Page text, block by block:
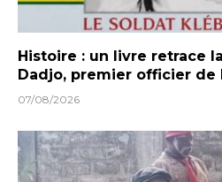
Histoire : un livre retrace
Dadjo, premier officier de
07/08/2026